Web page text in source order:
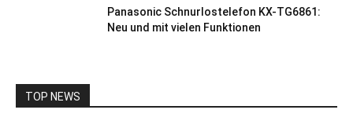
Panasonic Schnurlostelefon KX-TG6861:
Neu und mit vielen Funktionen
TOP NEWS